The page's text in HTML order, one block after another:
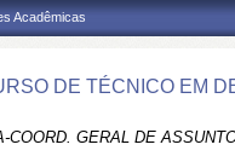
Acadêmicas
DE TÉCNICO EM
COORD. GERAL DE